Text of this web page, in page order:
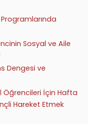
Sosyal ve Aile
Dengesi ve
Öğrencileri İçin Hafta
Hareket Etmek